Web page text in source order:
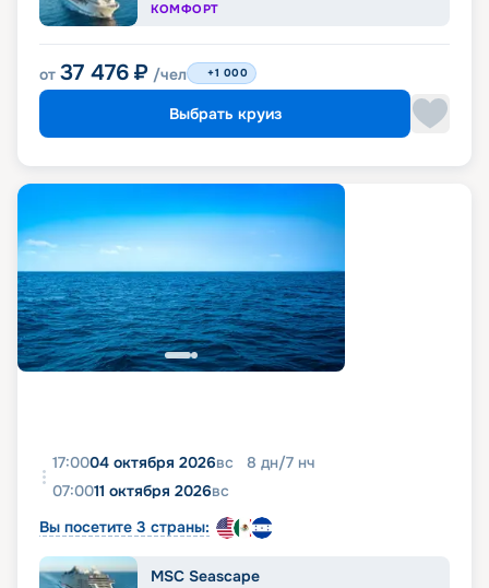
КОМФОРТ
от 37 476 ₽ /чел +1 000
Выбрать круиз
17:0004 октября 2026вс 8 дн/7 нч
07:0011 октября 2026вс
Вы посетите 3 страны:
MSC Seascape